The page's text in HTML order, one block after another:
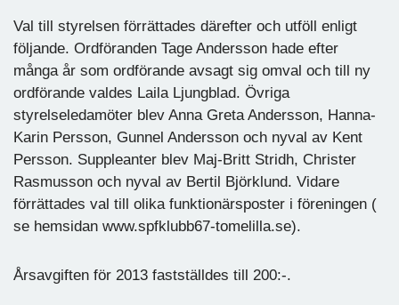
Val till styrelsen förrättades därefter och utföll enligt
följande. Ordföranden Tage Andersson hade efter
många år som ordförande avsagt sig omval och till ny
ordförande valdes Laila Ljungblad. Övriga
styrelseledamöter blev Anna Greta Andersson, Hanna-
Karin Persson, Gunnel Andersson och nyval av Kent
Persson. Suppleanter blev Maj-Britt Stridh, Christer
Rasmusson och nyval av Bertil Björklund. Vidare
förrättades val till olika funktionärsposter i föreningen (
se hemsidan www.spfklubb67-tomelilla.se).
Årsavgiften för 2013 fastställdes till 200:-.